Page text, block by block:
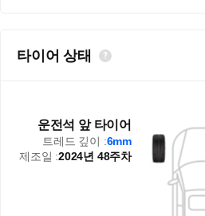
타이어 상태
운전석 앞 타이어
트레드 깊이 :6mm
제조일 :2024년 48주차